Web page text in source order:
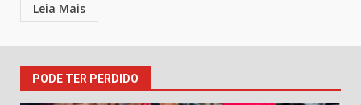
Leia Mais
PODE TER PERDIDO